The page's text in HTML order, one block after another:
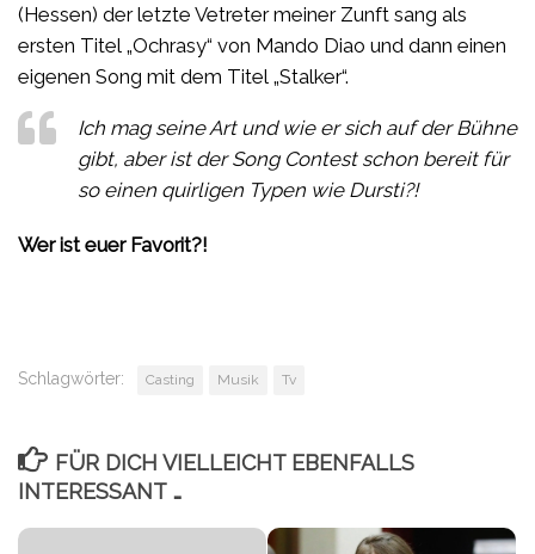
(Hessen) der letzte Vetreter meiner Zunft sang als
ersten Titel „Ochrasy“ von Mando Diao und dann einen
eigenen Song mit dem Titel „Stalker“.
Ich mag seine Art und wie er sich auf der Bühne
gibt, aber ist der Song Contest schon bereit für
so einen quirligen Typen wie Dursti?!
Wer ist euer Favorit?!
Schlagwörter: Casting Musik Tv
FÜR DICH VIELLEICHT EBENFALLS
INTERESSANT …